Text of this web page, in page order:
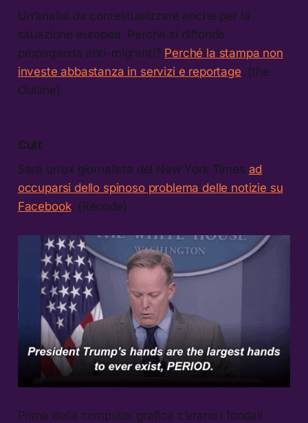
Un’analisi da contestualizzare anche per la
situazione europea. Perché si diffonde
propaganda anti-migranti? Perché la stampa non
investe abbastanza in servizi e reportage. (the
Outline)
Cult
Sarà un’ex giornalista del New York Times ad
occuparsi dello spinoso problema delle notizie su
Facebook. (Recode)
Prima della computer grafica c’erano i fondali